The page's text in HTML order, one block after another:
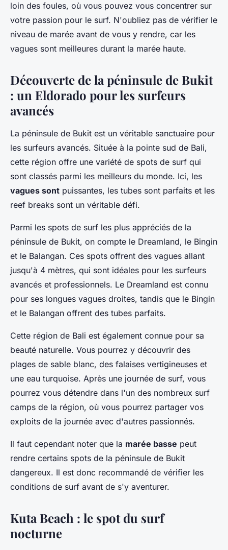
loin des foules, où vous pouvez vous concentrer sur
votre passion pour le surf. N'oubliez pas de vérifier le
niveau de marée avant de vous y rendre, car les
vagues sont meilleures durant la marée haute.
Découverte de la péninsule de Bukit
: un Eldorado pour les surfeurs
avancés
La péninsule de Bukit est un véritable sanctuaire pour
les surfeurs avancés. Située à la pointe sud de Bali,
cette région offre une variété de spots de surf qui
sont classés parmi les meilleurs du monde. Ici, les
vagues sont puissantes, les tubes sont parfaits et les
reef breaks sont un véritable défi.
Parmi les spots de surf les plus appréciés de la
péninsule de Bukit, on compte le Dreamland, le Bingin
et le Balangan. Ces spots offrent des vagues allant
jusqu'à 4 mètres, qui sont idéales pour les surfeurs
avancés et professionnels. Le Dreamland est connu
pour ses longues vagues droites, tandis que le Bingin
et le Balangan offrent des tubes parfaits.
Cette région de Bali est également connue pour sa
beauté naturelle. Vous pourrez y découvrir des
plages de sable blanc, des falaises vertigineuses et
une eau turquoise. Après une journée de surf, vous
pourrez vous détendre dans l'un des nombreux surf
camps de la région, où vous pourrez partager vos
exploits de la journée avec d'autres passionnés.
Il faut cependant noter que la marée basse peut
rendre certains spots de la péninsule de Bukit
dangereux. Il est donc recommandé de vérifier les
conditions de surf avant de s'y aventurer.
Kuta Beach : le spot du surf
nocturne